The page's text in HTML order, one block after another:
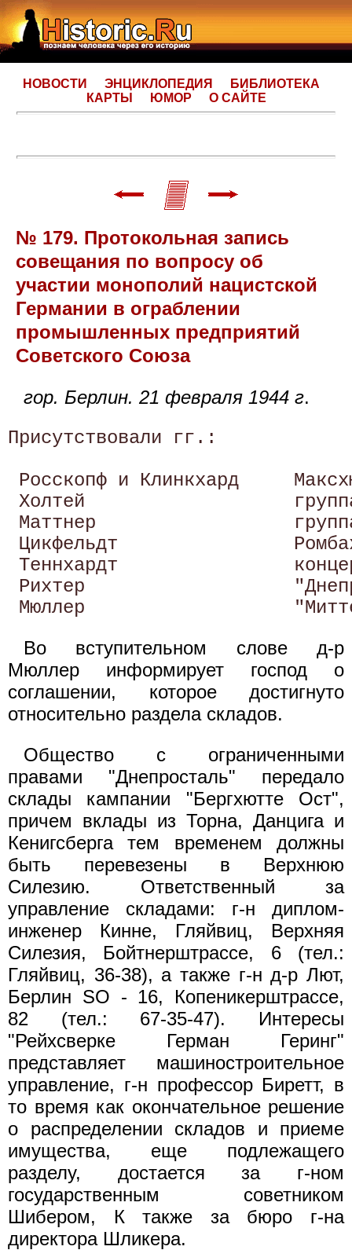
НОВОСТИ ЭНЦИКЛОПЕДИЯ
БИБЛИОТЕКА
КАРТЫ
ЮМОР О САЙТЕ
№ 179. Протокольная запись
совещания по вопросу об
участии монополий нацистской
Германии в ограблении
промышленных предприятий
Советского Союза
гор. Берлин. 21 февраля 1944 г.
Присутствовали гг.:
Росскопф и Клинкхард
Холтей                   группа
Маттнер
Цикфельдт
Теннхардт
Рихтер
Во вступительном слове д-р
Мюллер информирует господ о
соглашении, которое достигнуто
относительно раздела складов.
Общество с ограниченными
правами "Днепросталь" передало
склады кампании "Бергхютте Ост",
причем вклады из Торна, Данцига и
Кенигсберга тем временем должны
быть перевезены в Верхнюю
Силезию. Ответственный за
управление складами: г-н диплом-
инженер Кинне, Гляйвиц, Верхняя
Силезия, Бойтнерштрассе, 6 (тел.:
Гляйвиц, 36-38), а также г-н д-р Лют,
Берлин SO - 16, Копеникерштрассе,
82 (тел.: 67-35-47). Интересы
"Рейхсверке Герман Геринг"
представляет машиностроительное
управление, г-н профессор Биретт, в
то время как окончательное решение
о распределении складов и приеме
имущества, еще подлежащего
разделу, достается за г-ном
государственным советником
Шибером, К также за бюро г-на
директора Шликера.